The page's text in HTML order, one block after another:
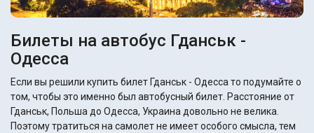
Билеты на автобус Гданськ -
Одесса
Если вы решили купить билет Гданськ - Одесса то подумайте о
том, чтобы это именно был автобусный билет. Расстояние от
Гданськ, Польша до Одесса, Украина довольно не велика.
Поэтому тратиться на самолет не имеет особого смысла, тем